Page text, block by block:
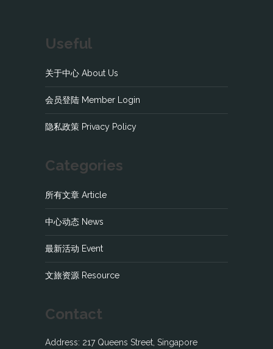
Useful
关于中心 About Us
会员登陆 Member Login
隐私政策 Privacy Policy
Categories
所有文章 Article
中心动态 News
最新活动 Event
文旅资源 Resource
Contact
Address: 217 Queens Street, Singapore